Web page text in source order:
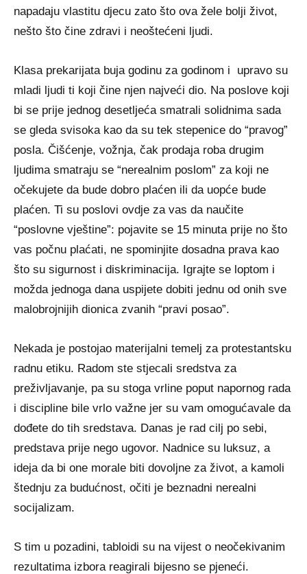
napadaju vlastitu djecu zato što ova žele bolji život,
nešto što čine zdravi i neoštećeni ljudi.
Klasa prekarijata buja godinu za godinom i upravo su
mladi ljudi ti koji čine njen najveći dio. Na poslove koji
bi se prije jednog desetljeća smatrali solidnima sada
se gleda svisoka kao da su tek stepenice do “pravog”
posla. Čišćenje, vožnja, čak prodaja roba drugim
ljudima smatraju se “nerealnim poslom” za koji ne
očekujete da bude dobro plaćen ili da uopće bude
plaćen. Ti su poslovi ovdje za vas da naučite
“poslovne vještine”: pojavite se 15 minuta prije no što
vas počnu plaćati, ne spominjite dosadna prava kao
što su sigurnost i diskriminacija. Igrajte se loptom i
možda jednoga dana uspijete dobiti jednu od onih sve
malobrojnijih dionica zvanih “pravi posao”.
Nekada je postojao materijalni temelj za protestantsku
radnu etiku. Radom ste stjecali sredstva za
preživljavanje, pa su stoga vrline poput napornog rada
i discipline bile vrlo važne jer su vam omogućavale da
dođete do tih sredstava. Danas je rad cilj po sebi,
predstava prije nego ugovor. Nadnice su luksuz, a
ideja da bi one morale biti dovoljne za život, a kamoli
štednju za budućnost, očiti je beznadni nerealni
socijalizam.
S tim u pozadini, tabloidi su na vijest o neočekivanim
rezultatima izbora reagirali bijesno se pjeneći.